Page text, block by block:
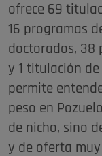
ofrece 69
16 programas
doctorados, 38
y 1 titulación de
permite
peso en
de nicho, sino
y de oferta